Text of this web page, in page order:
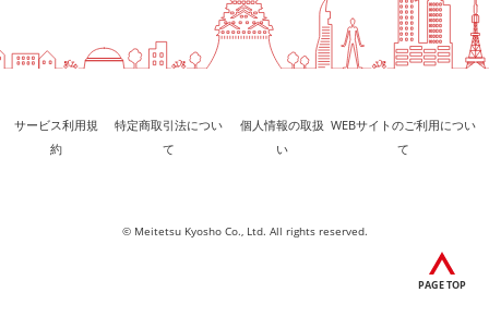
サービス利用規
約
特定商取引法につい
て
個人情報の取扱
い
WEBサイトのご利用につい
て
© Meitetsu Kyosho Co., Ltd. All rights reserved.
PAGE TOP